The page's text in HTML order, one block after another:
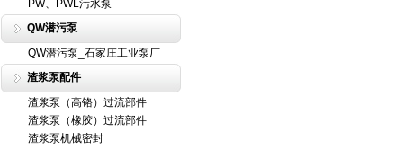
PW、PWL污水泵
QW潜污泵
QW潜污泵_石家庄工业泵厂
渣浆泵配件
渣浆泵（高铬）过流部件
渣浆泵（橡胶）过流部件
渣浆泵机械密封